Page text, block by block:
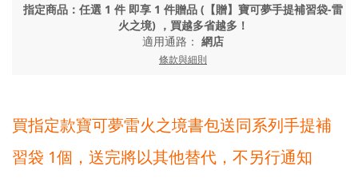
指定商品：任選 1 件 即享 1 件贈品 (【贈】寶可夢手提補習袋-雷
火之境) ，買越多省越多！
適用通路： 網店
條款與細則
買指定款寶可夢雷火之境書包送同系列手提補
習袋 1個，送完將以其他替代，不另行通知